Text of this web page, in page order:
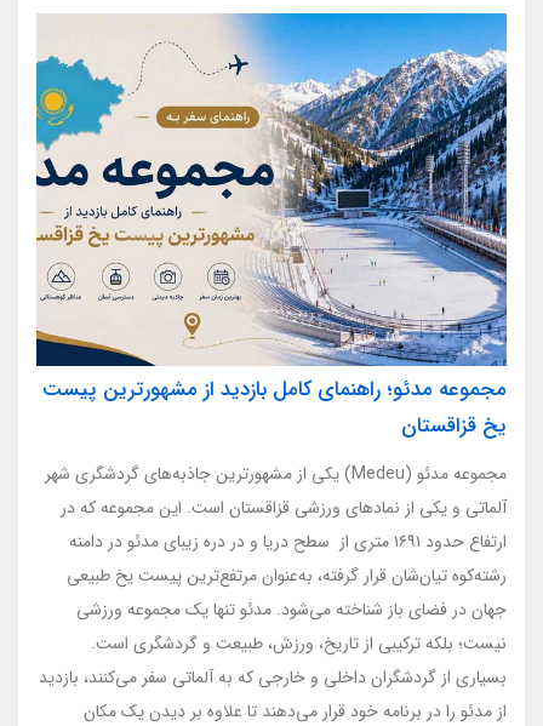
مجموعه مدئو؛ راهنمای کامل بازدید از مشهورترین پیست
یخ قزاقستان
مجموعه مدئو (Medeu) یکی از مشهورترین جاذبه‌های گردشگری شهر
آلماتی و یکی از نمادهای ورزشی قزاقستان است. این مجموعه که در
ارتفاع حدود ۱۶۹۱ متری از سطح دریا و در دره زیبای مدئو در دامنه
رشته‌کوه تیان‌شان قرار گرفته، به‌عنوان مرتفع‌ترین پیست یخ طبیعی
جهان در فضای باز شناخته می‌شود. مدئو تنها یک مجموعه ورزشی
نیست؛ بلکه ترکیبی از تاریخ، ورزش، طبیعت و گردشگری است.
بسیاری از گردشگران داخلی و خارجی که به آلماتی سفر می‌کنند، بازدید
از مدئو را در برنامه خود قرار می‌دهند تا علاوه بر دیدن یک مکان